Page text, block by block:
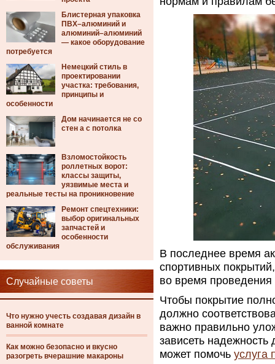
Блистерная упаковка
ПВХ–алюминий и
алюминий–алюминий
— какое оборудование
потребуется
Немецкий стиль в
проектировании
участка: требования,
принципы и
особенности
Дом начинается не со
стен а с потолка
Взломостойкость
роллетных ворот:
классы защиты,
уязвимые места и
реальные тесты на проникновение
Ремонт спецтехники:
выбор оригинальных
запчастей и
особенности
обслуживания
Случайные советы
Что нужно учесть создавая дизайн в
ванной комнате
Как можно безопасно и вкусно
разогреть вчерашние макароны
В последнее время
спортивных
во время проведения
Чтобы покрытие
должно
важно правильно
зависеть надежность
может помочь услуга